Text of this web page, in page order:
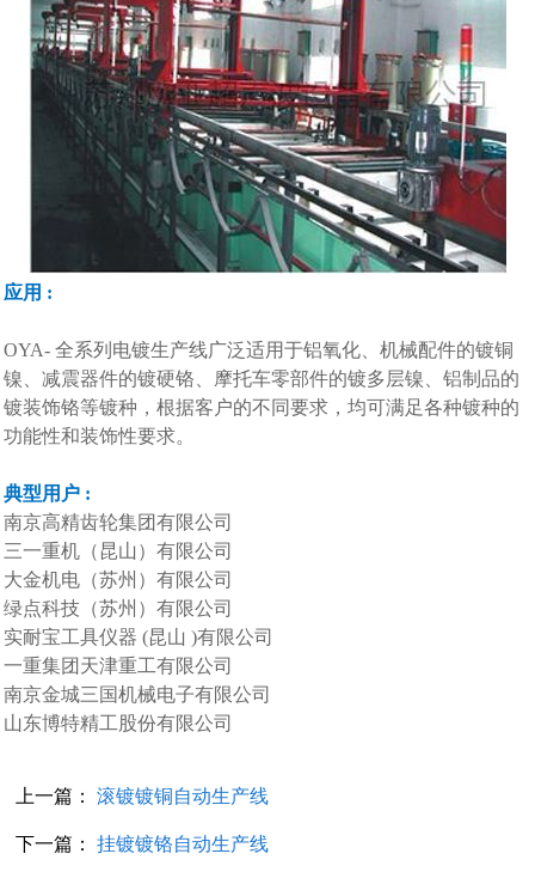
应用 :
OYA- 全系列电镀生产线广泛适用于铝氧化、机械配件的镀铜
镍、减震器件的镀硬铬、摩托车零部件的镀多层镍、铝制品的
镀装饰铬等镀种，根据客户的不同要求，均可满足各种镀种的
功能性和装饰性要求。
典型用户 :
南京高精齿轮集团有限公司
三一重机（昆山）有限公司
大金机电（苏州）有限公司
绿点科技（苏州）有限公司
实耐宝工具仪器 (昆山 )有限公司
一重集团天津重工有限公司
南京金城三国机械电子有限公司
山东博特精工股份有限公司
上一篇： 滚镀镀铜自动生产线
下一篇： 挂镀镀铬自动生产线